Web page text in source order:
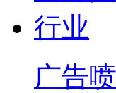
广告